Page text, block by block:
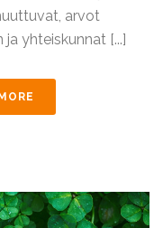
arvot
yhteiskunnat [...]